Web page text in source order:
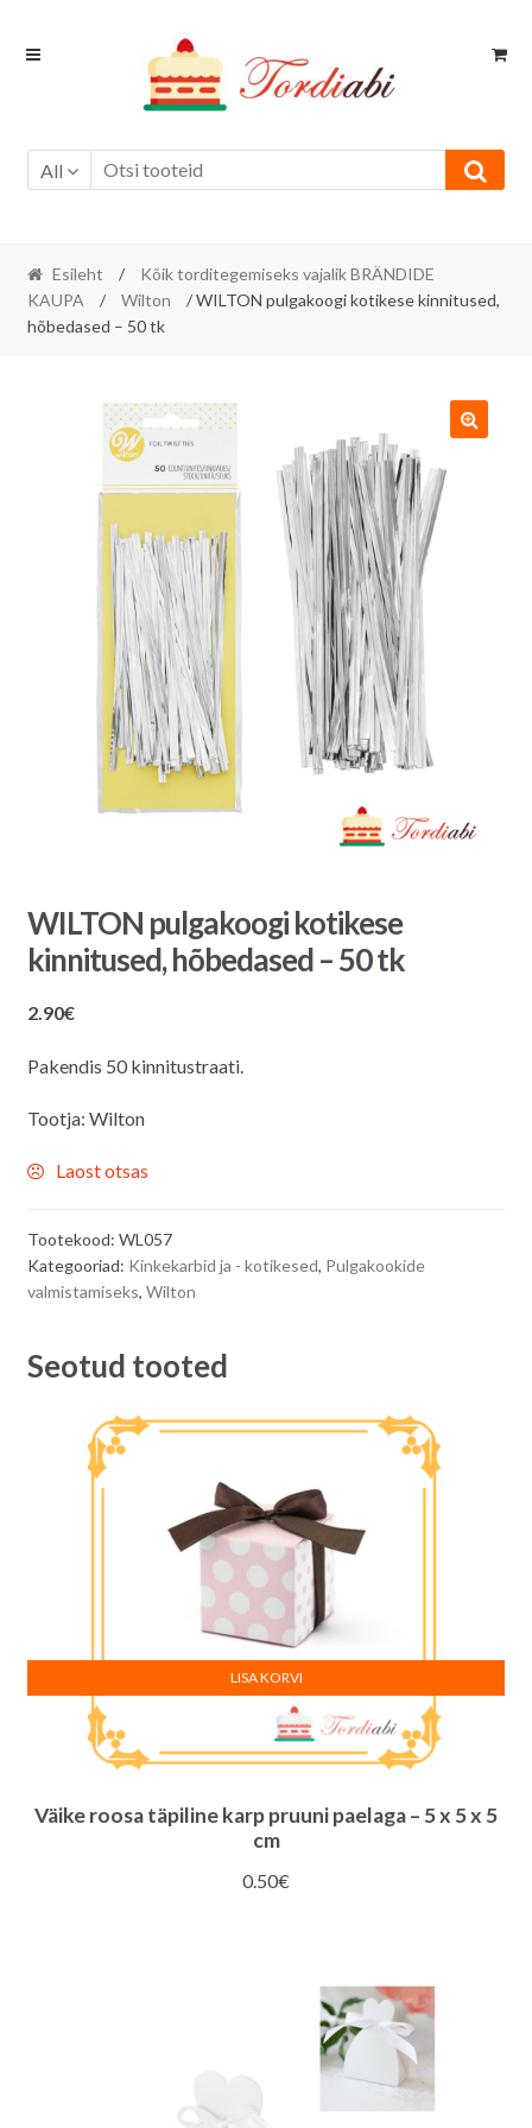
Skip
Skip
All
Esileht /
Kõik torditegemiseks vajalik BRÄNDIDE
KAUPA
/ Wilton
/ WILTON pulgakoogi kotikese kinnitused,
hõbedased – 50 tk
WILTON pulgakoogi kotikese
kinnitused, hõbedased – 50 tk
2.90€
Pakendis 50 kinnitustraati.
Tootja: Wilton
Laost otsas
Tootekood: WL057
Kategooriad: Kinkekarbid ja - kotikesed, Pulgakookide
valmistamiseks, Wilton
Seotud tooted
Väike roosa täpiline karp pruuni paelaga – 5 x 5 x 5
cm
0.50€
LISA KORVI